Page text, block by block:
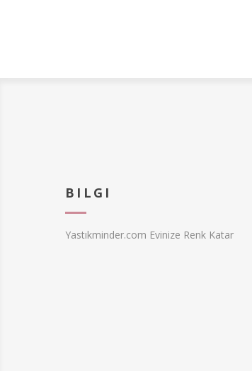
BILGI
Yastıkminder.com Evinize Renk Katar